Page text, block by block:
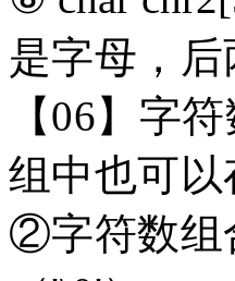
是字母，
【06】字
组中也可
②字符数组